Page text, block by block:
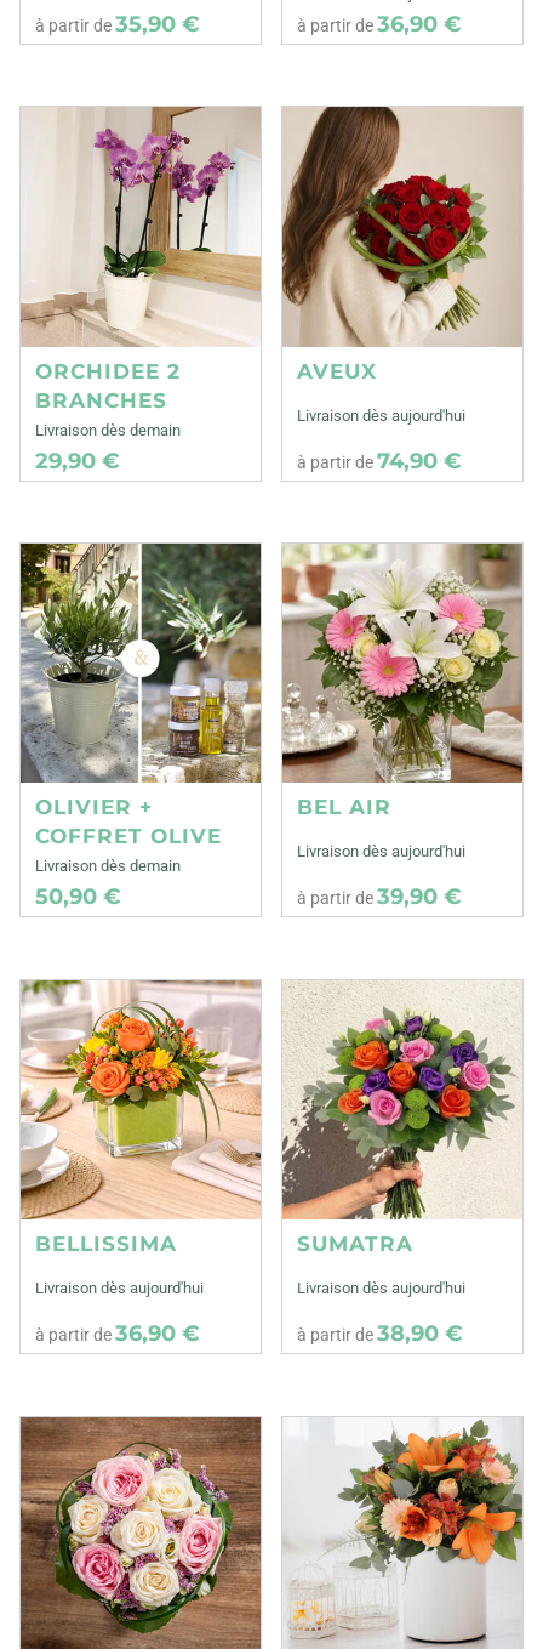
à partir de35,90 € à partir de36,90 €
ORCHIDEE 2
BRANCHES
Livraison dès demain
29,90 €
AVEUX
Livraison dès aujourd'hui
à partir de74,90 €
OLIVIER +
COFFRET OLIVE
Livraison dès demain
50,90 €
BEL AIR
Livraison dès aujourd'hui
à partir de39,90 €
BELLISSIMA
Livraison dès aujourd'hui
à partir de36,90 €
SUMATRA
Livraison dès aujourd'hui
à partir de38,90 €